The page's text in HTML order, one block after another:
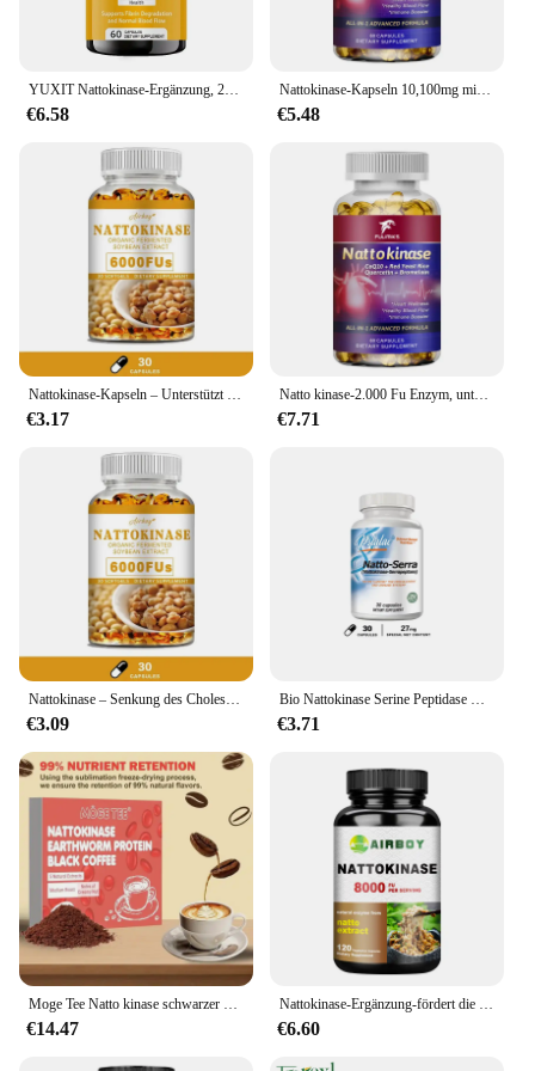
€6.58
Nattokinase-Kapseln 10,100mg mit coq10 rotem Hefe-Reis-Quercetin-Bromelain -Immun-Booster
€5.48
€3.17
Natto kinase-2.000 Fu Enzym, unterstützt Herz gesundheit & Kreislauf & normale Durchblutung, nicht GVO, gluten frei, 60/120 Kapseln
€7.71
€3.09 €3.71
€14.47 €6.60